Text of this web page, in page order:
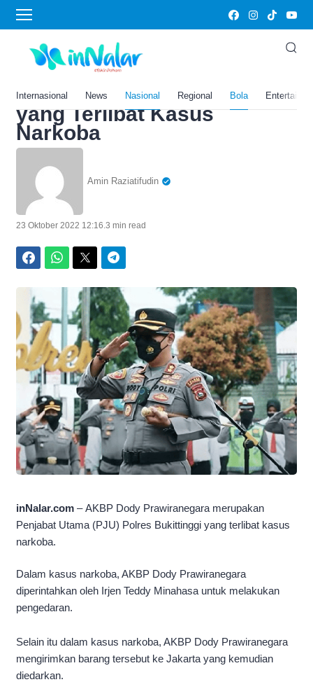
Internasional News Nasional Regional Bola
Home›Bola
Profil dan Biodata AKBP
Dody Prawiranegara, Eks
PJU Polres Bukit Tinggi
yang Terlibat Kasus
Narkoba
Amin Raziatifudin
23 Oktober 2022 12:16.3 min read
inNalar.com – AKBP Dody Prawiranegara merupakan
Penjabat Utama (PJU) Polres Bukittinggi yang terlibat kasus
narkoba.
Dalam kasus narkoba, AKBP Dody Prawiranegara
diperintahkan oleh Irjen Teddy Minahasa untuk melakukan
pengedaran.
Selain itu dalam kasus narkoba, AKBP Dody Prawiranegara
mengirimkan barang tersebut ke Jakarta yang kemudian
diedarkan.